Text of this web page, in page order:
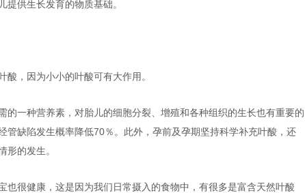
供生长发育的物质基础。
，因为小小的叶酸可有大作用。
一种营养素，对胎儿的细胞分裂、增殖和各种组织的生长也有重要的
缺陷发生概率降低70％。此外，孕前及孕期坚持科学补充叶酸，还
形的发生。
也很健康，这是因为我们日常摄入的食物中，有很多是富含天然叶酸